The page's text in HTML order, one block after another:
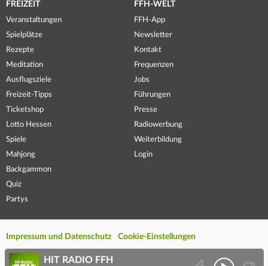
FREIZEIT
Veranstaltungen
Spielplätze
Rezepte
Meditation
Ausflugsziele
Freizeit-Tipps
Ticketshop
Lotto Hessen
Spiele
Mahjong
Backgammon
Quiz
Partys
FFH-WELT
FFH-App
Newsletter
Kontakt
Frequenzen
Jobs
Führungen
Presse
Radiowerbung
Weiterbildung
Login
Impressum und Datenschutz Cookie-Einstellungen
HIT RADIO FFH